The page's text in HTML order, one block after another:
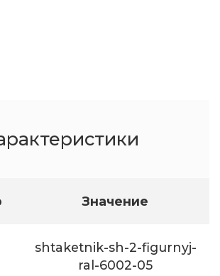
Значение
shtaketnik-sh-2-figurnyj-
ral-6002-05